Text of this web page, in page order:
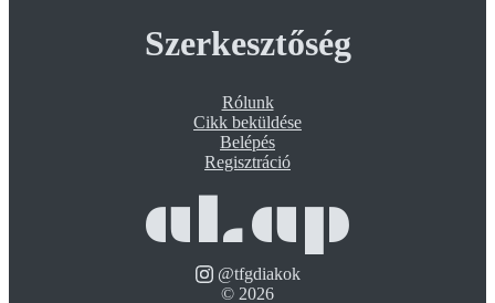
aLap
@tfgdiakok
© 2026
Szerkesztőség
Rólunk
Cikk beküldése
Belépés
Regisztráció